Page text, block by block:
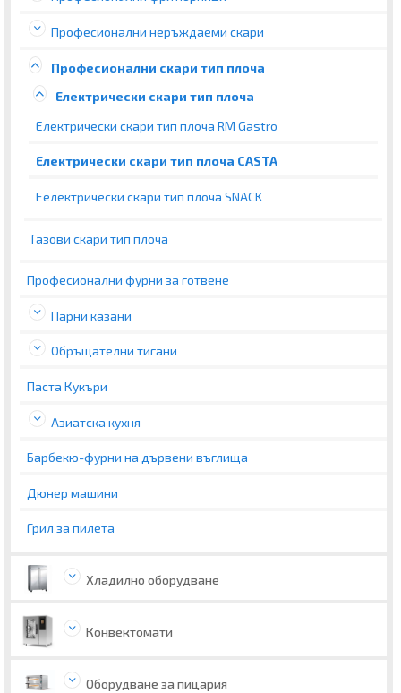
Професионални неръждаеми скари
Професионални скари тип плоча
Електрически скари тип плоча
Електрически скари тип плоча RM Gastro
Електрически скари тип плоча CASTA
Eелектрически скари тип плоча SNACK
Газови скари тип плоча
Професионални фурни за готвене
Парни казани
Обръщателни тигани
Паста Кукъри
Азиатска кухня
Барбекю-фурни на дървени въглища
Дюнер машини
Грил за пилета
Хладилно оборудване
Конвектомати
Оборудване за пицария